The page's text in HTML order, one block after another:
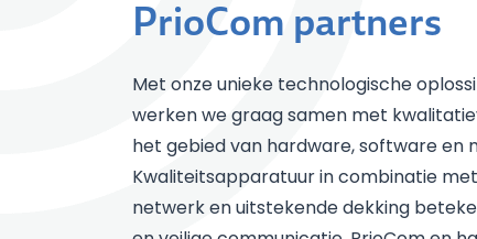
PrioCom partners
Met onze unieke technologische
werken we graag samen met
het gebied van hardware, software en
Kwaliteitsapparatuur in combinatie
netwerk en uitstekende dekking